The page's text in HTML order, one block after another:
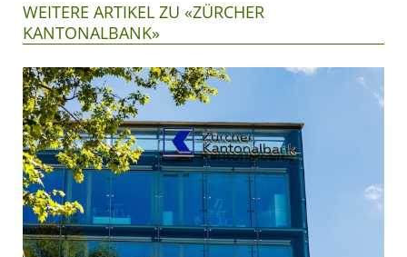
WEITERE ARTIKEL ZU «ZÜRCHER
KANTONALBANK»